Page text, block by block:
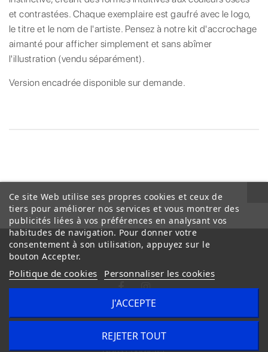
et contrastées. Chaque exemplaire est gaufré avec le logo,
le titre et le nom de l'artiste. Pensez à notre kit d'accrochage
aimanté pour afficher simplement et sans abîmer
l'illustration (vendu séparément).
Version encadrée disponible sur demande.
Conditions Générales de Vente
Ce site Web utilise ses propres cookies et ceux de
tiers pour améliorer nos services et vous montrer des
publicités liées à vos préférences en analysant vos
habitudes de navigation. Pour donner votre
consentement à son utilisation, appuyez sur le
bouton Accepter.
Politique de cookies Personnaliser les cookies
REJETER TOUT
J'ACCEPTE